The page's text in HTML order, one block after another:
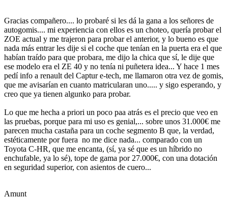
Gracias compañero.... lo probaré si les dá la gana a los señores de
autogomis.... mi experiencia con ellos es un choteo, quería probar el
ZOE actual y me trajeron para probar el anterior, y lo bueno es que
nada más entrar les dije si el coche que tenían en la puerta era el que
habían traído para que probara, me dijo la chica que sí, le dije que
ese modelo era el ZE 40 y no tenía ni puñetera idea... Y hace 1 mes
pedí info a renault del Captur e-tech, me llamaron otra vez de gomis,
que me avisarían en cuanto matricularan uno..... y sigo esperando, y
creo que ya tienen algunko para probar.
Lo que me hecha a priori un poco paa atrás es el precio que veo en
las pruebas, porque para mi uso es genial,... sobre unos 31.000€ me
parecen mucha castaña para un coche segmento B que, la verdad,
estéticamente por fuera no me dice nada... comparado con un
Toyota C-HR, que me encanta, (sí, ya sé que es un híbrido no
enchufable, ya lo sé), tope de gama por 27.000€, con una dotación
en seguridad superior, con asientos de cuero...
Amunt